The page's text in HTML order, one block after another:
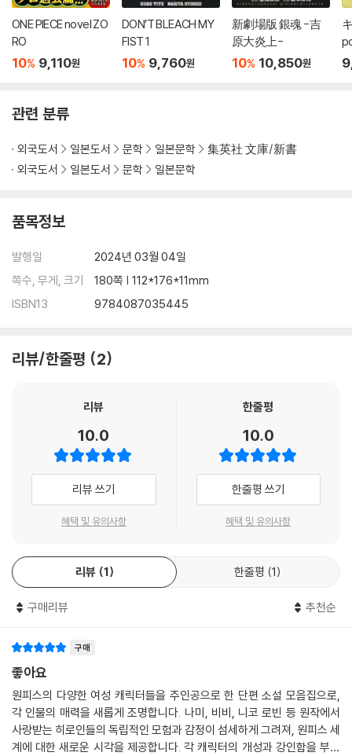
ONE PIECE novel ZO
RO
10% 9,110원
DON’T BLEACH MY
FIST 1
10% 9,760원
新劇場版 銀魂 -吉
原大炎上-
10% 10,850원
관련 분류
외국도서 일본도서 문학 일본문학
集英社 文庫/新書
외국도서
일본도서 문학 일본문학
품목정보
발행일
2024년 03월 04일
쪽수, 무게, 크기
180쪽 | 112*176*11mm
ISBN13
9784087035445
리뷰/한줄평 2
리뷰
10.0
리뷰 쓰기
혜택 및 유의사항
한줄평
10.0
한줄평 쓰기
혜택 및 유의사항
리뷰 1 한줄평 1
구매리뷰 추천순
구매
좋아요
원피스의 다양한 여성 캐릭터들을 주인공으로 한 단편 소설 모음집으로,
각 인물의 매력을 새롭게 조명합니다. 나미, 비비, 니코 로빈 등 원작에서
사랑받는 히로인들의 독립적인 모험과 감정이 섬세하게 그려져, 원피스 세
계에 대한 새로운 시각을 제공합니다. 각 캐릭터의 개성과 강인함을 부각